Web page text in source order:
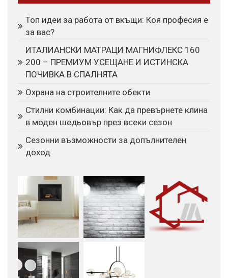
Топ идеи за работа от вкъщи: Коя професия е
за вас?
ИТАЛИАНСКИ МАТРАЦИ МАГНИФЛЕКС 160
200 – ПРЕМИУМ УСЕЩАНЕ И ИСТИНСКА
ПОЧИВКА В СПАЛНЯТА
Охрана на строителните обекти
Стилни комбинации: Как да превърнете клина
в моден шедьовър през всеки сезон
Сезонни възможности за допълнителен
доход